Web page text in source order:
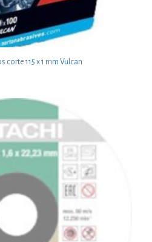
corte 115 x 1 mm Vulcan